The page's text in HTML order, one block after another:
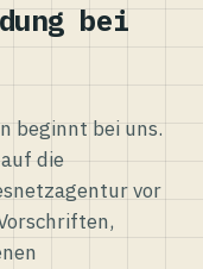
bei
beginnt bei uns.
die
vor